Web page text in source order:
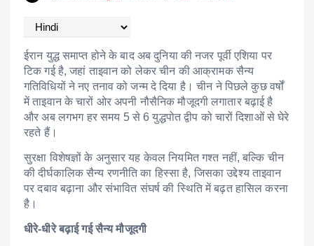
ईरान युद्ध समाप्त होने के बाद अब दुनिया की नजर पूर्वी एशिया पर
टिक गई है, जहां ताइवान को लेकर चीन की आक्रामक सैन्य
गतिविधियों ने नए तनाव को जन्म दे दिया है। चीन ने पिछले कुछ वर्षों
में ताइवान के चारों ओर अपनी नौसैनिक मौजूदगी लगातार बढ़ाई है
और अब लगभग हर समय 5 से 6 युद्धपोत द्वीप को चारों दिशाओं से घेरे
रहते हैं।
सुरक्षा विशेषज्ञों के अनुसार यह केवल नियमित गश्त नहीं, बल्कि चीन
की दीर्घकालिक सैन्य रणनीति का हिस्सा है, जिसका उद्देश्य ताइवान
पर दबाव बढ़ाना और संभावित संघर्ष की स्थिति में बढ़त हासिल करना
है।
धीरे-धीरे बढ़ाई गई सैन्य मौजूदगी